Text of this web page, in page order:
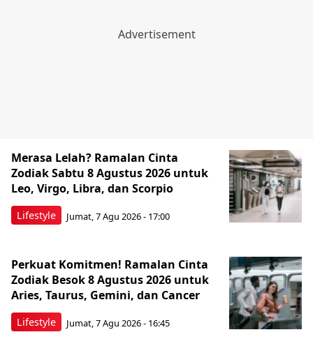
Lifestyle
Merasa Lelah? Ramalan Cinta
Zodiak Sabtu 8 Agustus 2026 untuk
Leo, Virgo, Libra, dan Scorpio
Jumat, 7 Agu 2026 - 17:00
Lifestyle
Perkuat Komitmen! Ramalan Cinta
Zodiak Besok 8 Agustus 2026 untuk
Aries, Taurus, Gemini, dan Cancer
Jumat, 7 Agu 2026 - 16:45